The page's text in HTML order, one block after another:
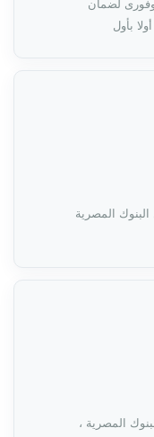
لضمان
بأول
المصرية
المصرية ،